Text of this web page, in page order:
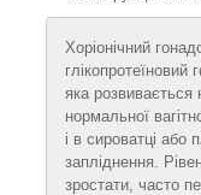
Хоріонічний
яка розвивається
нормальної
і в сироватці або
запліднення.
зростати, часто